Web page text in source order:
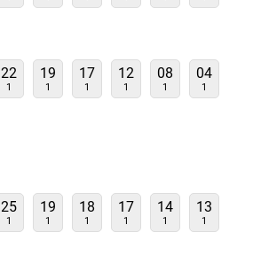
22
1
19
1
17
1
12
1
08
1
04
1
25
1
19
1
18
1
17
1
14
1
13
1